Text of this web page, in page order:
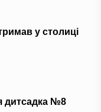
у столиці
дитсадка №8